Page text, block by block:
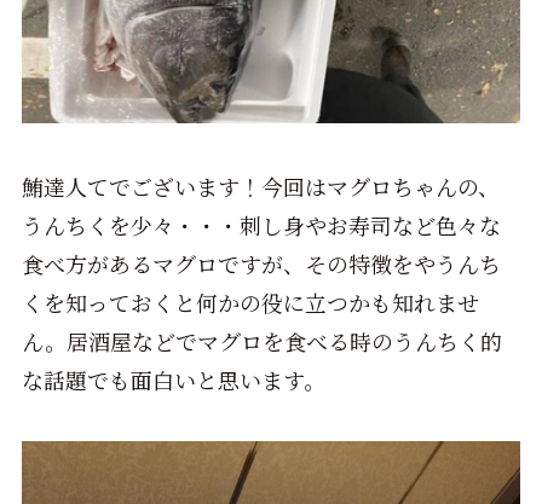
鮪達人てでございます！今回はマグロちゃんの、
うんちくを少々・・・刺し身やお寿司など色々な
食べ方があるマグロですが、その特徴をやうんち
くを知っておくと何かの役に立つかも知れませ
ん。居酒屋などでマグロを食べる時のうんちく的
な話題でも面白いと思います。